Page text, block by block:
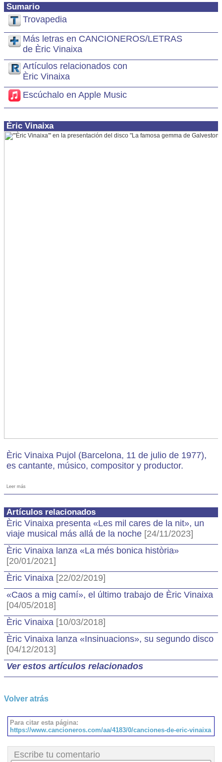
Sumario
Trovapedia
Más letras en CANCIONEROS/LETRAS
de Èric Vinaixa
Artículos relacionados con
Èric Vinaixa
Escúchalo en Apple Music
Èric Vinaixa
Èric Vinaixa Pujol (Barcelona, 11 de julio de 1977),
es cantante, músico, compositor y productor.
Leer más
Artículos relacionados
Èric Vinaixa presenta «Les mil cares de la nit», un
viaje musical más allá de la noche [24/11/2023]
Èric Vinaixa lanza «La més bonica història»
[20/01/2021]
Èric Vinaixa [22/02/2019]
«Caos a mig camí», el último trabajo de Èric Vinaixa
[04/05/2018]
Èric Vinaixa [10/03/2018]
Èric Vinaixa lanza «Insinuacions», su segundo disco
[04/12/2013]
Ver estos artículos relacionados
Volver atrás
Para citar esta página:
https://www.cancioneros.com/aa/4183/0/canciones-de-eric-vinaixa
Escribe tu comentario